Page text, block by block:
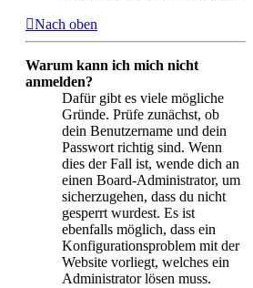
Nach oben
Warum kann ich mich nicht
anmelden?
Dafür gibt es viele mögliche
Gründe. Prüfe zunächst, ob
dein Benutzername und dein
Passwort richtig sind. Wenn
dies der Fall ist, wende dich an
einen Board-Administrator, um
sicherzugehen, dass du nicht
gesperrt wurdest. Es ist
ebenfalls möglich, dass ein
Konfigurationsproblem mit der
Website vorliegt, welches ein
Administrator lösen muss.